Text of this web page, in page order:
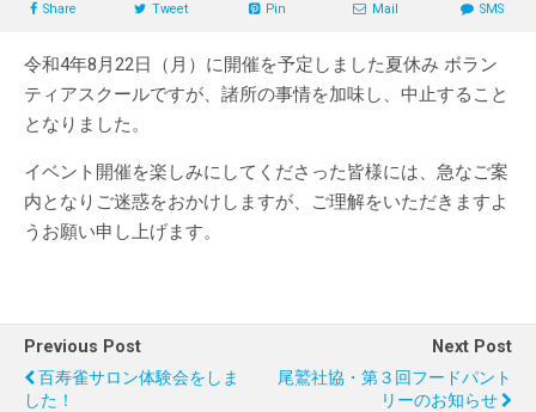
Share Tweet Pin Mail SMS
令和4年8月22日（月）に開催を予定しました夏休み ボラン
ティアスクールですが、諸所の事情を加味し、中止すること
となりました。
イベント開催を楽しみにしてくださった皆様には、急なご案
内となりご迷惑をおかけしますが、ご理解をいただきますよ
うお願い申し上げます。
Previous Post
百寿雀サロン体験会をしま
した！
Next Post
尾鷲社協・第３回フードパント
リーのお知らせ